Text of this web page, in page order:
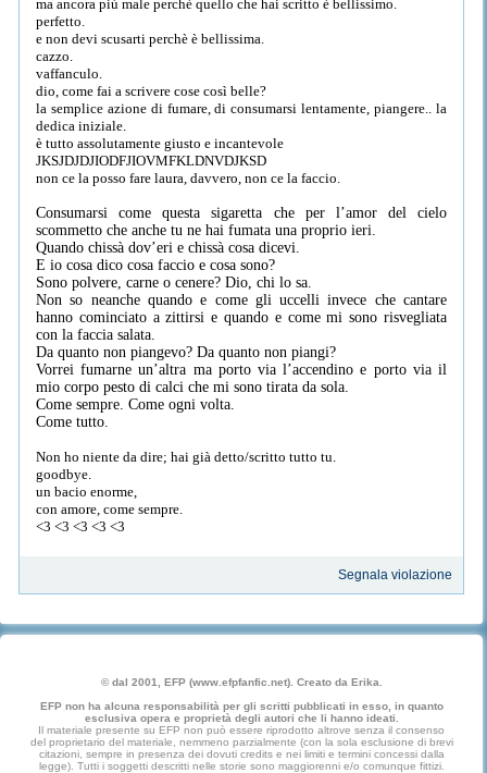
ma ancora più male perchè quello che hai scritto è bellissimo.
perfetto.
e non devi scusarti perchè è bellissima.
cazzo.
vaffanculo.
dio, come fai a scrivere cose così belle?
la semplice azione di fumare, di consumarsi lentamente, piangere.. la
dedica iniziale.
è tutto assolutamente giusto e incantevole
JKSJDJDJIODFJIOVMFKLDNVDJKSD
non ce la posso fare laura, davvero, non ce la faccio.
Consumarsi come questa sigaretta che per l’amor del cielo
scommetto che anche tu ne hai fumata una proprio ieri.
Quando chissà dov’eri e chissà cosa dicevi.
E io cosa dico cosa faccio e cosa sono?
Sono polvere, carne o cenere? Dio, chi lo sa.
Non so neanche quando e come gli uccelli invece che cantare
hanno cominciato a zittirsi e quando e come mi sono risvegliata
con la faccia salata.
Da quanto non piangevo? Da quanto non piangi?
Vorrei fumarne un’altra ma porto via l’accendino e porto via il
mio corpo pesto di calci che mi sono tirata da sola.
Come sempre. Come ogni volta.
Come tutto.
Non ho niente da dire; hai già detto/scritto tutto tu.
goodbye.
un bacio enorme,
con amore, come sempre.
<3 <3 <3 <3 <3
Segnala violazione
© dal 2001, EFP (www.efpfanfic.net). Creato da Erika.
EFP non ha alcuna responsabilità per gli scritti pubblicati in esso, in quanto
esclusiva opera e proprietà degli autori che li hanno ideati.
Il materiale presente su EFP non può essere riprodotto altrove senza il consenso
del proprietario del materiale, nemmeno parzialmente (con la sola esclusione di brevi
citazioni, sempre in presenza dei dovuti credits e nei limiti e termini concessi dalla
legge). Tutti i soggetti descritti nelle storie sono maggiorenni e/o comunque fittizi.